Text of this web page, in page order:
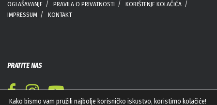
OGLAŠAVANJE PRAVILA O PRIVATNOSTI
KORIŠTENJE KOLAČIĆA
IMPRESSUM
KONTAKT
PRATITE NAS
Kako bismo vam pružili najbolje korisničko iskustvo, koristimo kolačiće!